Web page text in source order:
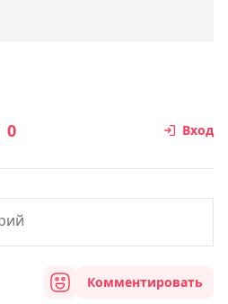
0 Вход
Комментировать